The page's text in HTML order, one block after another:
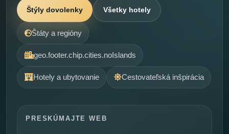
Štýly dovolenky Všetky hotely
Štáty a regióny
geo.footer.chip.cities.noIslands
Hotely a ubytovanie Cestovateľská inšpirácia
PRESKÚMAJTE WEB